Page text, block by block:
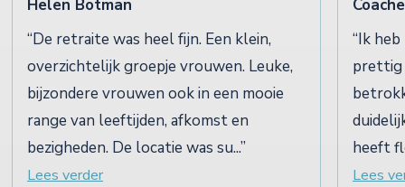
Helen Botman
De retraite was heel fijn. Een klein,
overzichtelijk groepje vrouwen. Leuke,
bijzondere vrouwen ook in een mooie
range van leeftijden, afkomst en
bezigheden. De locatie was su...
Lees verder
Ik
prettig
heeft
Lees